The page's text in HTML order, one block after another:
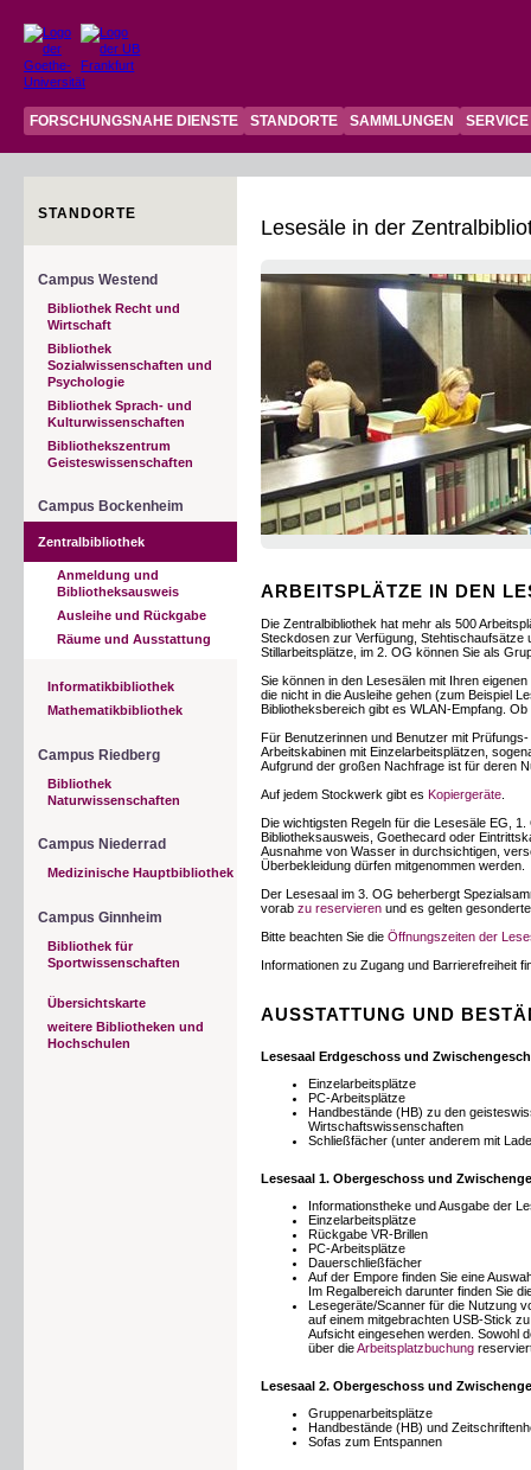
FORSCHUNGSNAHE DIENSTE STANDORTE SAMMLUNGEN SERVICE
STANDORTE
Campus Westend
Bibliothek Recht und
Wirtschaft
Bibliothek
Sozialwissenschaften und
Psychologie
Bibliothek Sprach- und
Kulturwissenschaften
Bibliothekszentrum
Geisteswissenschaften
Campus Bockenheim
Zentralbibliothek
Anmeldung und
Bibliotheksausweis
Ausleihe und Rückgabe
Räume und Ausstattung
Informatikbibliothek
Mathematikbibliothek
Campus Riedberg
Bibliothek
Naturwissenschaften
Campus Niederrad
Medizinische Hauptbibliothek
Campus Ginnheim
Bibliothek für
Sportwissenschaften
Übersichtskarte
weitere Bibliotheken und
Hochschulen
Lesesäle in der
ARBEITSPLÄTZE IN DEN
Die Zentralbibliothek hat mehr als 500
Steckdosen zur Verfügung, Stehtischaufsätze
Stillarbeitsplätze, im 2. OG können Sie als
Sie können in den Lesesälen mit Ihren
die nicht in die Ausleihe gehen (zum Beispiel
Bibliotheksbereich gibt es WLAN-Empfang.
Für Benutzerinnen und Benutzer mit
Arbeitskabinen mit Einzelarbeitsplätzen,
Aufgrund der großen Nachfrage ist für deren
Auf jedem Stockwerk gibt es Kopiergeräte.
Die wichtigsten Regeln für die Lesesäle EG,
Bibliotheksausweis, Goethecard oder
Ausnahme von Wasser in durchsichtigen,
Überbekleidung dürfen mitgenommen werden.
Der Lesesaal im 3. OG beherbergt
vorab zu reservieren und es gelten
Bitte beachten Sie die Öffnungszeiten der
Informationen zu Zugang und Barrierefreiheit
AUSSTATTUNG UND
Lesesaal Erdgeschoss und
Einzelarbeitsplätze
PC-Arbeitsplätze
Handbestände (HB) zu den
Wirtschaftswissenschaften
Schließfächer (unter anderem mit
Lesesaal 1. Obergeschoss und
Informationstheke und Ausgabe der
Einzelarbeitsplätze
Rückgabe VR-Brillen
PC-Arbeitsplätze
Dauerschließfächer
Auf der Empore finden Sie eine
Im Regalbereich darunter finden Sie
Lesegeräte/Scanner für die Nutzung
auf einem mitgebrachten USB-Stick
Aufsicht eingesehen werden. Sowohl
über dieArbeitsplatzbuchung
Lesesaal 2. Obergeschoss und
Gruppenarbeitsplätze
Handbestände (HB) und
Sofas zum Entspannen